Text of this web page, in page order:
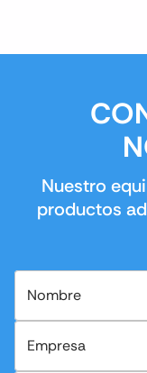
Nuestro
productos
Nombre
Empresa